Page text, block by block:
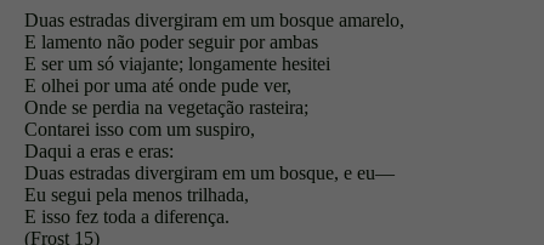
Duas estradas divergiram em um bosque amarelo,
E lamento não poder seguir por ambas
E ser um só viajante; longamente hesitei
E olhei por uma até onde pude ver,
Onde se perdia na vegetação rasteira;
Contarei isso com um suspiro,
Daqui a eras e eras:
Duas estradas divergiram em um bosque, e eu—
Eu segui pela menos trilhada,
E isso fez toda a diferença.
(Frost 15)